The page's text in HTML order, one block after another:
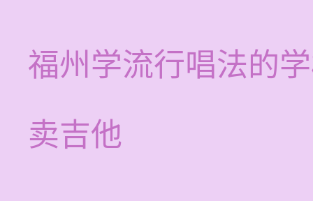
福州学流行唱法的
卖吉他